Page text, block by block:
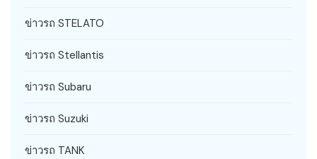
ข่าวรถ STELATO
ข่าวรถ Stellantis
ข่าวรถ Subaru
ข่าวรถ Suzuki
ข่าวรถ TANK